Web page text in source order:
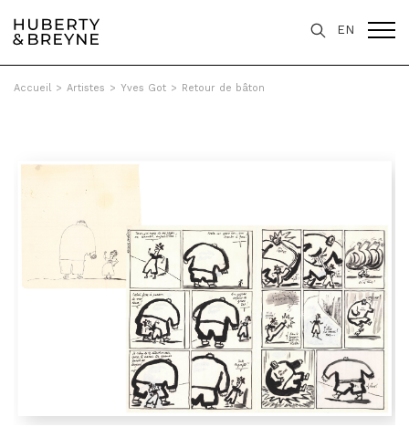
EN
Accueil > Artistes > Yves Got > Retour de bâton